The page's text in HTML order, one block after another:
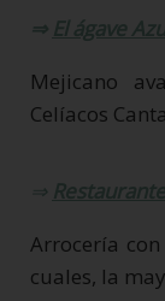
⇒ El ágave
Mejicano
Celíacos
⇒ Restaurante
Arrocería
cuales, la